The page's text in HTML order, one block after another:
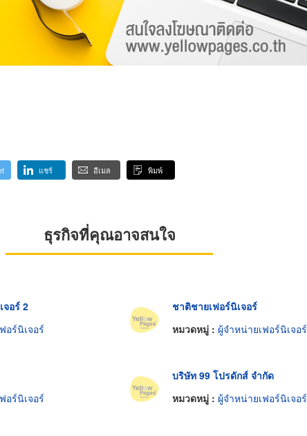
แชร์ อีเมล พิมพ์
ธุรกิจที่คุณอาจสนใจ
จอร์ 2
อร์นิเจอร์
ชาติชายเฟอร์นิเจอร์
หมวดหมู่ : ผู้จำหน่ายเฟอร์นิเจอร์
อร์นิเจอร์
บริษัท 99 โปรดักส์ จำกัด
หมวดหมู่ : ผู้จำหน่ายเฟอร์นิเจอร์